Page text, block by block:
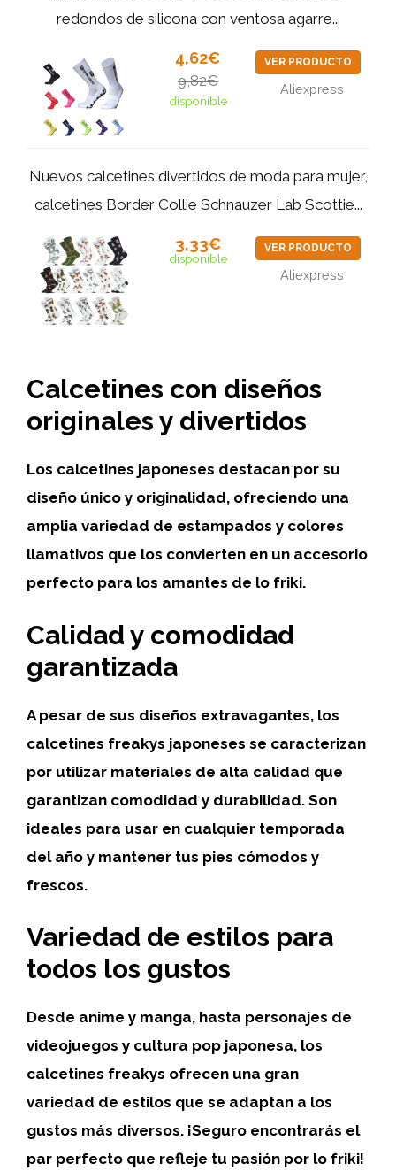
redondos de silicona con ventosa agarre...
4,62€
9,82€
disponible
VER PRODUCTO
Aliexpress
Nuevos calcetines divertidos de moda para mujer,
calcetines Border Collie Schnauzer Lab Scottie...
3,33€
disponible
VER PRODUCTO
Aliexpress
Calcetines con diseños
originales y divertidos
Los calcetines japoneses destacan por su
diseño único y originalidad, ofreciendo una
amplia variedad de estampados y colores
llamativos que los convierten en un accesorio
perfecto para los amantes de lo friki.
Calidad y comodidad
garantizada
A pesar de sus diseños extravagantes, los
calcetines freakys japoneses se caracterizan
por utilizar materiales de alta calidad que
garantizan comodidad y durabilidad. Son
ideales para usar en cualquier temporada
del año y mantener tus pies cómodos y
frescos.
Variedad de estilos para
todos los gustos
Desde anime y manga, hasta personajes de
videojuegos y cultura pop japonesa, los
calcetines freakys ofrecen una gran
variedad de estilos que se adaptan a los
gustos más diversos. ¡Seguro encontrarás el
par perfecto que refleje tu pasión por lo friki!